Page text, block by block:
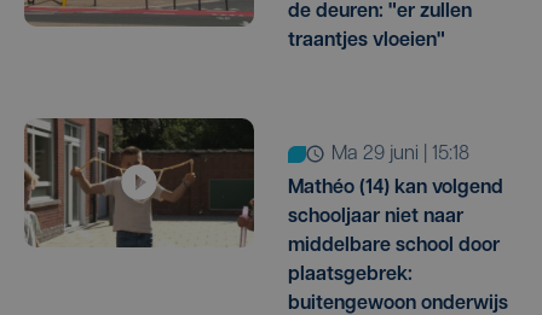
de deuren: "er zullen
traantjes vloeien"
ma 29 juni | 15:18
Mathéo (14) kan volgend
schooljaar niet naar
middelbare school door
plaatsgebrek:
buitengewoon onderwijs